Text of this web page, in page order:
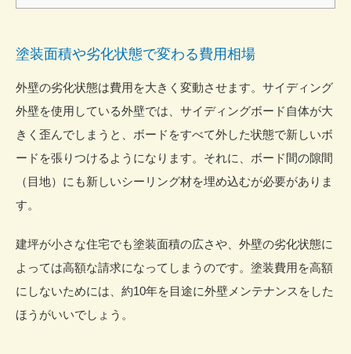
塗装面積や劣化状態で変わる費用相場
外壁の劣化状態は費用を大きく変動させます。サイディング
外壁を使用している外壁では、サイディングボード自体が大
きく歪んでしまうと、ボードをすべて外した状態で新しいボ
ードを張りつけるようになります。それに、ボード間の隙間
（目地）にも新しいシーリング材を埋め込むが必要がありま
す。
建坪が小さな住宅でも塗装面積の広さや、外壁の劣化状態に
よっては高額な請求になってしまうのです。塗装費用を高額
にしないためには、約10年を目途に外壁メンテナンスをした
ほうがいいでしょう。